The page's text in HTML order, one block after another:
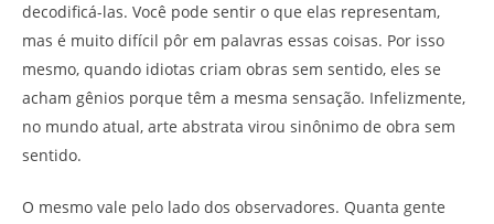
decodificá-las. Você pode sentir o que elas representam,
mas é muito difícil pôr em palavras essas coisas. Por isso
mesmo, quando idiotas criam obras sem sentido, eles se
acham gênios porque têm a mesma sensação. Infelizmente,
no mundo atual, arte abstrata virou sinônimo de obra sem
sentido.
O mesmo vale pelo lado dos observadores. Quanta gente